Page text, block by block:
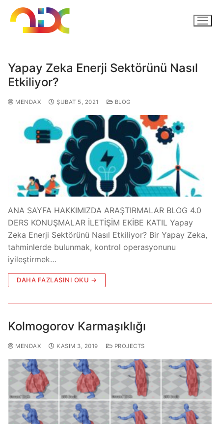
Yapay Zeka Enerji Sektörünü Nasıl
Etkiliyor?
MENDAX ŞUBAT 5, 2021 BLOG
ANA SAYFA HAKKIMIZDA ARAŞTIRMALAR BLOG 4.0
DERS KONUŞMALAR İLETİŞİM EKİBE KATIL Yapay
Zeka Enerji Sektörünü Nasıl Etkiliyor? Bir Yapay Zeka,
tahminlerde bulunmak, kontrol operasyonunu
iyileştirmek…
DAHA FAZLASINI OKU →
Kolmogorov Karmaşıklığı
MENDAX KASIM 3, 2019 PROJECTS